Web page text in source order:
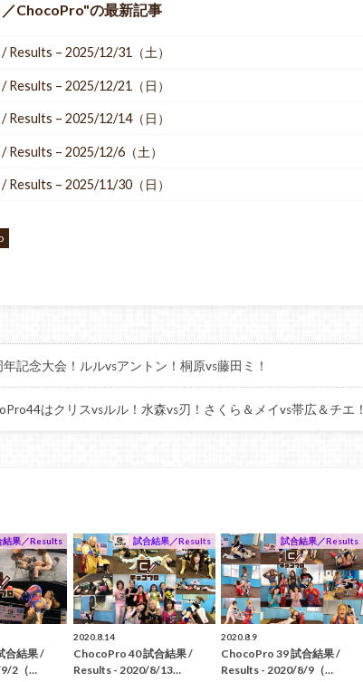
ChocoPro の最新記事
– 2025/12/31（土）
– 2025/12/21（日）
– 2025/12/14（日）
– 2025/12/6（土）
– 2025/11/30（日）
記念大会！ルルvsアントン！桐原vs藤田ミ！
はクリスvsルル！水森vs刃！さくら＆メイvs帯広＆チエ！
結果／Results
合結果 /
9/2（…
試合結果／Results
2020.8.14
ChocoPro 40 試合結果 /
Results - 2020/8/13…
試合結果／Results
2020.8.9
ChocoPro 39 試合結果 /
Results - 2020/8/9（…